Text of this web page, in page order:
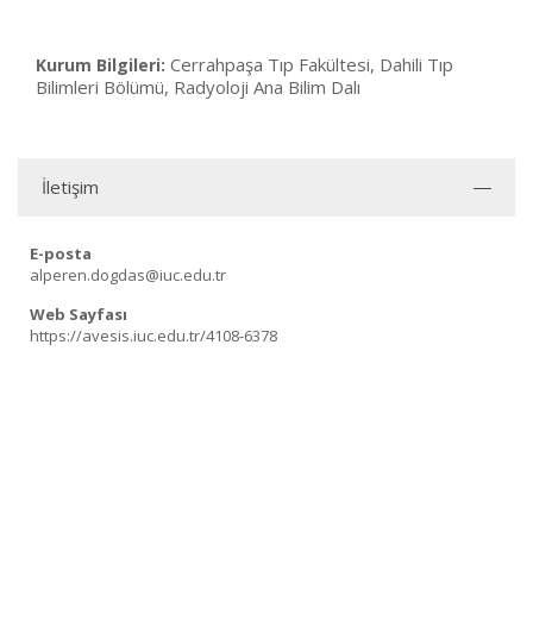
Kurum Bilgileri: Cerrahpaşa Tıp Fakültesi, Dahili Tıp
Bilimleri Bölümü, Radyoloji Ana Bilim Dalı
İletişim
E-posta
alperen.dogdas@iuc.edu.tr
Web Sayfası
https://avesis.iuc.edu.tr/4108-6378